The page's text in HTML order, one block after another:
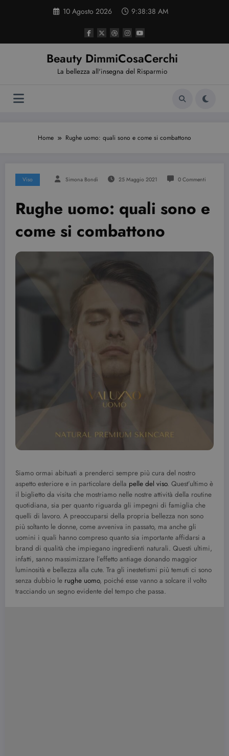
10 Agosto 2026 9:38:38 AM
Beauty DimmiCosaCerchi
La bellezza all'insegna del Risparmio
Home Rughe uomo: quali sono e come si combattono
Viso Simona Bondi 25 Maggio 2021 0 Commenti
Rughe uomo: quali sono e
come si combattono
Siamo ormai abituati a prenderci sempre più cura del nostro
aspetto esteriore e in particolare della pelle del viso. Quest’ultimo è
il biglietto da visita che mostriamo nelle nostre attività della routine
quotidiana, sia per quanto riguarda gli impegni di famiglia che
quelli di lavoro. A preoccuparsi della propria bellezza non sono
più soltanto le donne, come avveniva in passato, ma anche gli
uomini i quali hanno compreso quanto sia importante affidarsi a
brand di qualità che impiegano ingredienti naturali. Questi ultimi,
infatti, sanno massimizzare l’effetto antiage donando maggior
luminosità e bellezza alla cute. Tra gli inestetismi più temuti ci sono
senza dubbio le rughe uomo, poiché esse vanno a solcare il volto
tracciando un segno evidente del tempo che passa.